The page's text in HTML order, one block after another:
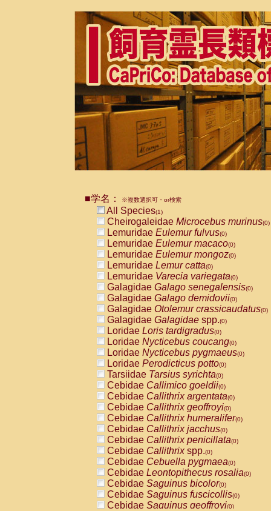
■学名： ※複数選択可・or検索
All Species(1)
Cheirogaleidae Microcebus murinus(0)
Lemuridae Eulemur fulvus(0)
Lemuridae Eulemur macaco(0)
Lemuridae Eulemur mongoz(0)
Lemuridae Lemur catta(0)
Lemuridae Varecia variegata(0)
Galagidae Galago senegalensis(0)
Galagidae Galago demidovii(0)
Galagidae Otolemur crassicaudatus(0)
Galagidae Galagidae spp.(0)
Loridae Loris tardigradus(0)
Loridae Nycticebus coucang(0)
Loridae Nycticebus pygmaeus(0)
Loridae Perodicticus potto(0)
Tarsiidae Tarsius syrichta(0)
Cebidae Callimico goeldii(0)
Cebidae Callithrix argentata(0)
Cebidae Callithrix geoffroyi(0)
Cebidae Callithrix humeralifer(0)
Cebidae Callithrix jacchus(0)
Cebidae Callithrix penicillata(0)
Cebidae Callithrixspp.(0)
Cebidae Cebuella pygmaea(0)
Cebidae Leontopithecus rosalia(0)
Cebidae Saguinus bicolor(0)
Cebidae Saguinus fuscicollis(0)
Cebidae Saguinus geoffroyi(0)